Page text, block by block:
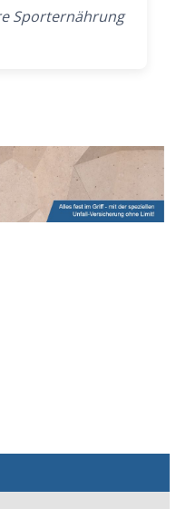
Sporternährung